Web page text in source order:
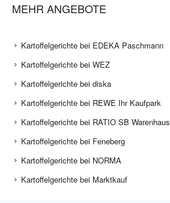
MEHR ANGEBOTE
Kartoffelgerichte bei EDEKA Paschmann
Kartoffelgerichte bei WEZ
Kartoffelgerichte bei diska
Kartoffelgerichte bei REWE Ihr Kaufpark
Kartoffelgerichte bei RATIO SB Warenhaus
Kartoffelgerichte bei Feneberg
Kartoffelgerichte bei NORMA
Kartoffelgerichte bei Marktkauf